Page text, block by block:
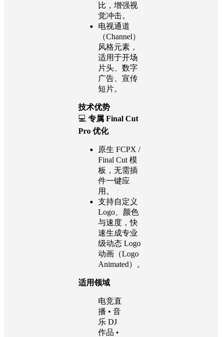
比，增强视
觉冲击。
电视通道
（Channel）
风格元素，
适用于开场
片头、数字
广告、宣传
短片。
技术优势
💻 专属 Final Cut
Pro 优化
原生 FCPX /
Final Cut 模
板，无需插
件一键应
用。
支持自定义
Logo、颜色
与速度，快
速生成专业
级动态 Logo
动画（Logo
Animated）。
适用领域
电竞直
播 • 音
乐 DJ
作品 •